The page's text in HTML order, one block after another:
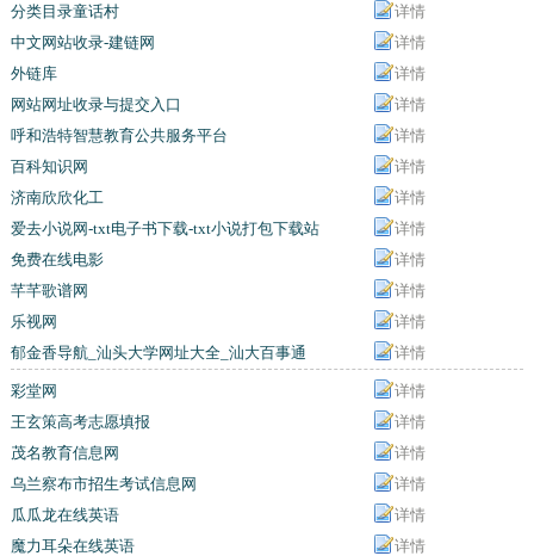
分类目录童话村
详情
中文网站收录-建链网
详情
外链库
详情
网站网址收录与提交入口
详情
呼和浩特智慧教育公共服务平台
详情
百科知识网
详情
济南欣欣化工
详情
爱去小说网-txt电子书下载-txt小说打包下载站
详情
免费在线电影
详情
芊芊歌谱网
详情
乐视网
详情
郁金香导航_汕头大学网址大全_汕大百事通
详情
彩堂网
详情
王玄策高考志愿填报
详情
茂名教育信息网
详情
乌兰察布市招生考试信息网
详情
瓜瓜龙在线英语
详情
魔力耳朵在线英语
详情